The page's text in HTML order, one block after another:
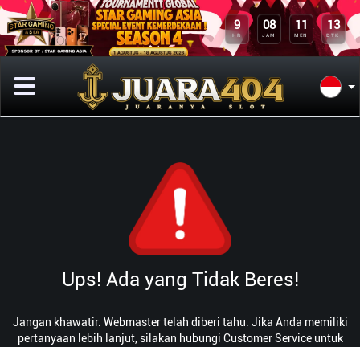
9
HR
08
JAM
11
MEN
12
DTK
Ups! Ada yang Tidak Beres!
Jangan khawatir. Webmaster telah diberi tahu. Jika Anda memiliki
pertanyaan lebih lanjut, silakan hubungi Customer Service untuk